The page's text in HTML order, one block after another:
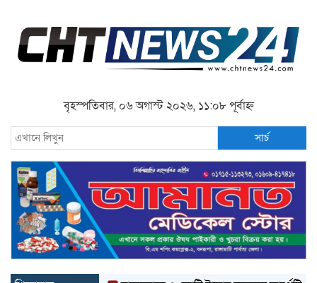
বৃহস্পতিবার, ০৬ অগাস্ট ২০২৬, ১১:০৮ পূর্বাহ্ন
সার্চ